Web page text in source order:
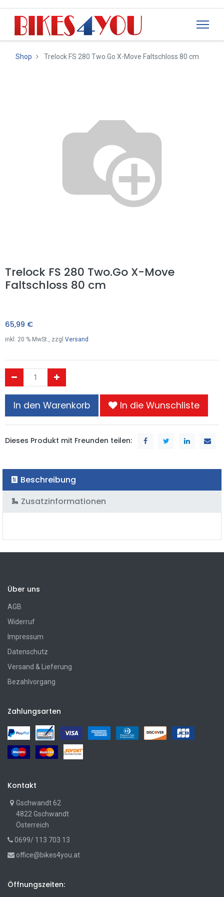
Shop Trelock FS 280 Two.Go X-Move Faltschloss 80 cm
Trelock FS 280 Two.Go X-Move
Faltschloss 80 cm
65,99 €
inkl. 20 % MwSt., zzgl Versand
In den Warenkorb In die Wunschliste
Dieses Produkt mit Freunden teilen:
Beschreibung
Zusatzinformationen
Über uns
AGB
Widerruf
Impressum
Datenschutz
Versand & Lieferung
Bezahlvorgang
Zahlungsarten
Kontakt
Gschwandt 62
4822 Gschwandt
Österreich
0699/ 113 703 13
office@bikes4you.at
Öffnungszeiten: